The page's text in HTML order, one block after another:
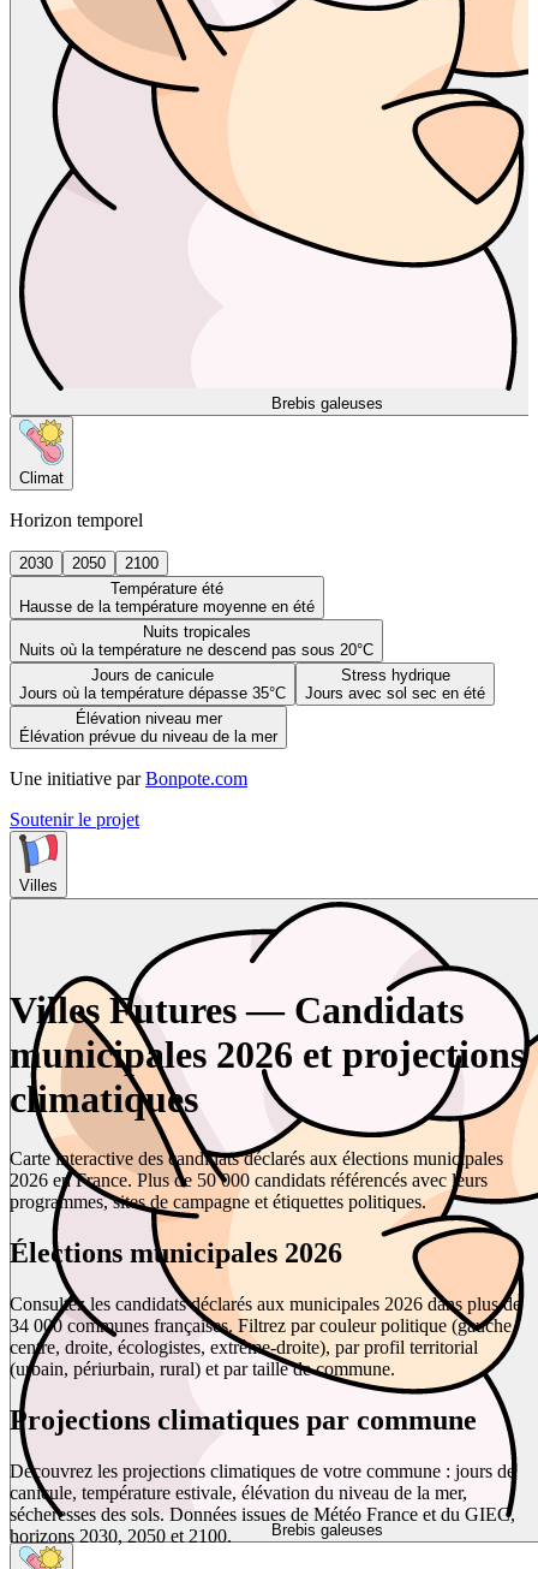
Brebis galeuses
Climat
Horizon temporel
2030 2050
2100
Température été
Hausse de la température moyenne en été
Nuits tropicales
Nuits où la température ne descend pas sous 20°C
Jours de canicule
Jours où la température dépasse 35°C
Stress hydrique
Jours avec sol sec en été
Élévation niveau mer
Élévation prévue du niveau de la mer
Une initiative par Bonpote.com
Soutenir le projet
Villes
Brebis galeuses
Villes Futures — Candidats
municipales 2026 et projections
climatiques
Carte interactive des candidats déclarés aux élections municipales
2026 en France. Plus de 50 000 candidats référencés avec leurs
programmes, sites de campagne et étiquettes politiques.
Élections municipales 2026
Consultez les candidats déclarés aux municipales 2026 dans plus de
34 000 communes françaises. Filtrez par couleur politique (gauche,
centre, droite, écologistes, extrême-droite), par profil territorial
(urbain, périurbain, rural) et par taille de commune.
Projections climatiques par commune
Découvrez les projections climatiques de votre commune : jours de
canicule, température estivale, élévation du niveau de la mer,
sécheresses des sols. Données issues de Météo France et du GIEC,
horizons 2030, 2050 et 2100.